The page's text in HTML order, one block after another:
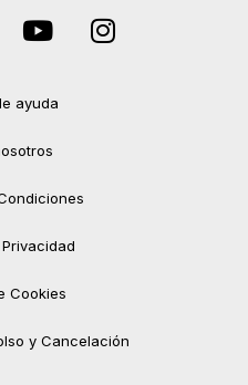
ayuda
Cookies
y Cancelación